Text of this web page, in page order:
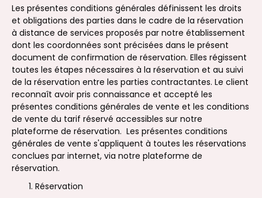
Les présentes conditions générales définissent les droits
et obligations des parties dans le cadre de la réservation
à distance de services proposés par notre établissement
dont les coordonnées sont précisées dans le présent
document de confirmation de réservation. Elles régissent
toutes les étapes nécessaires à la réservation et au suivi
de la réservation entre les parties contractantes. Le client
reconnaît avoir pris connaissance et accepté les
présentes conditions générales de vente et les conditions
de vente du tarif réservé accessibles sur notre
plateforme de réservation. Les présentes conditions
générales de vente s'appliquent à toutes les réservations
conclues par internet, via notre plateforme de
réservation.
Réservation